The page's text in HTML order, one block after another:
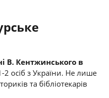
В. Кентжинського в
2 осіб з України. Не лише
та бібліотекарів